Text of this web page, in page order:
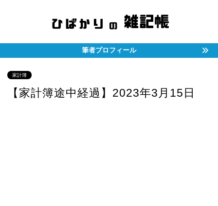
筆者プロフィール
家計簿
【家計簿途中経過】2023年3月15日